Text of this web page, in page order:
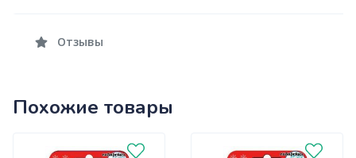
Отзывы
Похожие товары